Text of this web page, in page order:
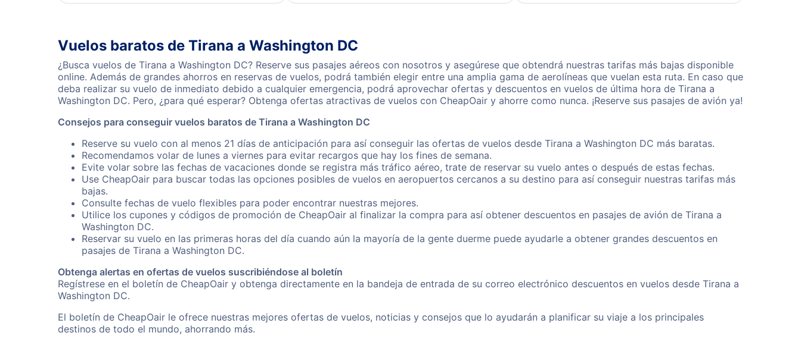
Vuelos baratos de Tirana a Washington DC
¿Busca vuelos de Tirana a Washington DC? Reserve sus pasajes aéreos con nosotros y asegúrese que obtendrá nuestras tarifas más bajas disponible
online. Además de grandes ahorros en reservas de vuelos, podrá también elegir entre una amplia gama de aerolíneas que vuelan esta ruta. En caso que
deba realizar su vuelo de inmediato debido a cualquier emergencia, podrá aprovechar ofertas y descuentos en vuelos de última hora de Tirana a
Washington DC. Pero, ¿para qué esperar? Obtenga ofertas atractivas de vuelos con CheapOair y ahorre como nunca. ¡Reserve sus pasajes de avión ya!
Consejos para conseguir vuelos baratos de Tirana a Washington DC
Reserve su vuelo con al menos 21 días de anticipación para así conseguir las ofertas de vuelos desde Tirana a Washington DC más baratas.
Recomendamos volar de lunes a viernes para evitar recargos que hay los fines de semana.
Evite volar sobre las fechas de vacaciones donde se registra más tráfico aéreo, trate de reservar su vuelo antes o después de estas fechas.
Use CheapOair para buscar todas las opciones posibles de vuelos en aeropuertos cercanos a su destino para así conseguir nuestras tarifas más
bajas.
Consulte fechas de vuelo flexibles para poder encontrar nuestras mejores.
Utilice los cupones y códigos de promoción de CheapOair al finalizar la compra para así obtener descuentos en pasajes de avión de Tirana a
Washington DC.
Reservar su vuelo en las primeras horas del día cuando aún la mayoría de la gente duerme puede ayudarle a obtener grandes descuentos en
pasajes de Tirana a Washington DC.
Obtenga alertas en ofertas de vuelos suscribiéndose al boletín
Regístrese en el boletín de CheapOair y obtenga directamente en la bandeja de entrada de su correo electrónico descuentos en vuelos desde Tirana a
Washington DC.
El boletín de CheapOair le ofrece nuestras mejores ofertas de vuelos, noticias y consejos que lo ayudarán a planificar su viaje a los principales
destinos de todo el mundo, ahorrando más.